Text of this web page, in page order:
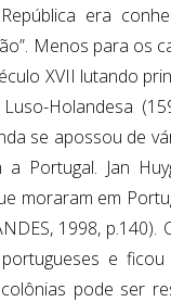
era
Menos para os
XVII lutando
Holandesa
se apossou de
a Portugal. Jan
moraram em
1998,
e
pode ser